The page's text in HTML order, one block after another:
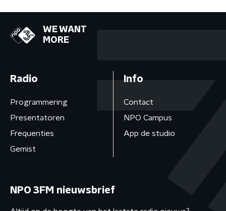
WE WANT
MORE
Radio
Programmering
Presentatoren
Frequenties
Gemist
Info
Contact
NPO Campus
App de studio
NPO 3FM nieuwsbrief